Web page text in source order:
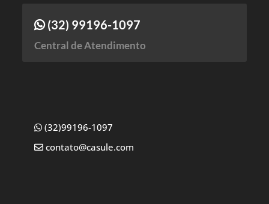
(32) 99196-1097
Central de Atendimento
(32)99196-1097
contato@casule.com